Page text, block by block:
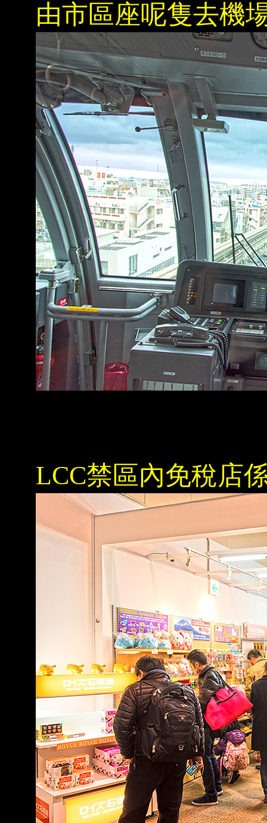
由市區座呢隻去機
LCC禁區內免稅店